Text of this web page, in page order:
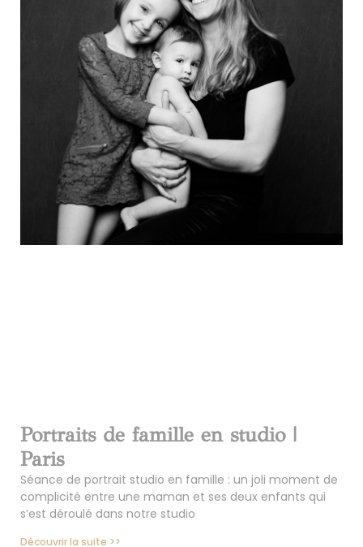
Portraits de famille en studio |
Paris
Séance de portrait studio en famille : un joli moment de
complicité entre une maman et ses deux enfants qui
s’est déroulé dans notre studio
Découvrir la suite >>